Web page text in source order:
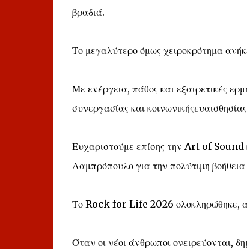
βραδιά.
Το μεγαλύτερο όμως χειροκρότημα
Με ενέργεια, πάθος και εξαιρετικές
συνεργασίας και
Ευχαριστούμε επίσης την Art of
Λαμπρόπουλο για την πολύτιμη
Το Rock for Life 2026 ολοκληρώθηκε,
Όταν οι νέοι άνθρωποι ονειρεύονται,